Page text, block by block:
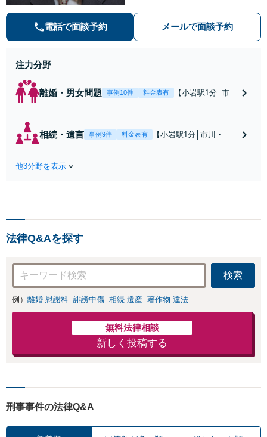
【解決実績約1000件】豊富な離婚調
停・裁判実績あり【不動産業界出
電話で面談予約 メールで面談予約
注力分野
離婚・男女問題 事例10件 料金表有
【小岩駅1分│市
回避、裁判提起前
の和解、子の認知
相続・遺言 事例9件 料金表有
【小岩駅1分│市川・船
しい地域の皆さまも、
休日対応可】
他3分野を表示
法律Q&Aを探す
検索
例） 離婚 慰謝料 誹謗中傷 相続 遺産 著作物 違法
無料法律相談
新しく投稿する
刑事事件の法律Q&A